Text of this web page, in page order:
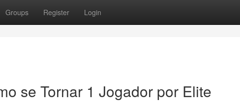
Groups Register Login
se Tornar 1 Jogador por Elite